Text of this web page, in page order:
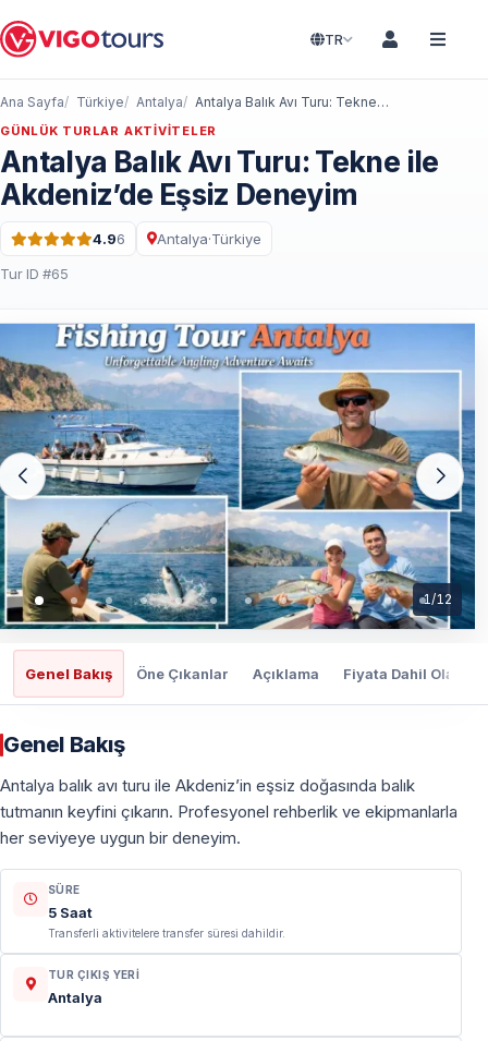
TR
Ana Sayfa Türkiye Antalya Antalya Balık Avı Turu: Tekne ile Akdeniz’de Eşsiz Deneyim
GÜNLÜK TURLAR AKTIVITELER
Antalya Balık Avı Turu: Tekne ile
Akdeniz’de Eşsiz Deneyim
5 üzerinden 4.9 puan · 6 Yorum
4.96 Antalya·Türkiye
Tur ID #65
1/12
Genel Bakış Öne Çıkanlar Açıklama Fiyata Dahil Olanlar
Genel Bakış
Antalya balık avı turu ile Akdeniz’in eşsiz doğasında balık
tutmanın keyfini çıkarın. Profesyonel rehberlik ve ekipmanlarla
her seviyeye uygun bir deneyim.
SÜRE
5 Saat
Transferli aktivitelere transfer süresi dahildir.
TUR ÇIKIŞ YERI
Antalya